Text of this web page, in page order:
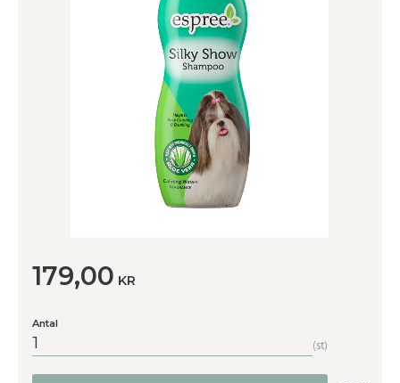
179,00 KR
Antal
st